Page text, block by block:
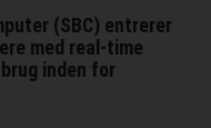
(SBC) entrerer
med real-time
inden for